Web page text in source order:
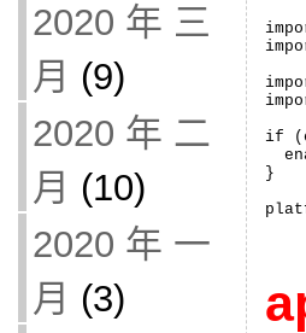
2020 年 三
月 (9)
2020 年 二
月 (10)
2020 年 一
月 (3)
if
}